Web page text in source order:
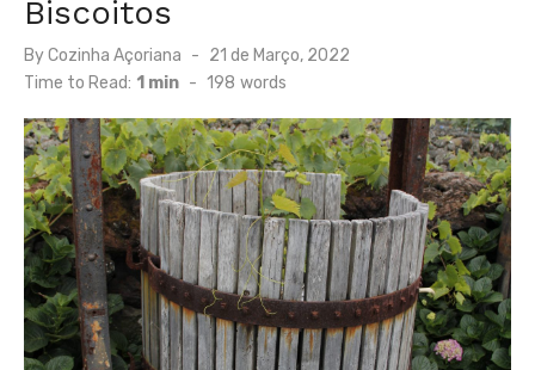
Biscoitos
ByCozinha Açoriana
Posted
on
21 de Março, 2022
Time to Read: 1 min - 198 words